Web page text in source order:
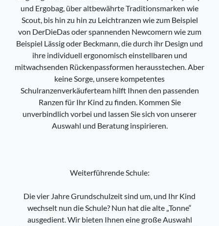
und Ergobag, über altbewährte Traditionsmarken wie
Scout, bis hin zu hin zu Leichtranzen wie zum Beispiel
von DerDieDas oder spannenden Newcomern wie zum
Beispiel Lässig oder Beckmann, die durch ihr Design und
ihre individuell ergonomisch einstellbaren und
mitwachsenden Rückenpassformen herausstechen. Aber
keine Sorge, unsere kompetentes
Schulranzenverkäuferteam hilft Ihnen den passenden
Ranzen für Ihr Kind zu finden. Kommen Sie
unverbindlich vorbei und lassen Sie sich von unserer
Auswahl und Beratung inspirieren.
Weiterführende Schule:
Die vier Jahre Grundschulzeit sind um, und Ihr Kind
wechselt nun die Schule? Nun hat die alte „Tonne“
ausgedient. Wir bieten Ihnen eine große Auswahl